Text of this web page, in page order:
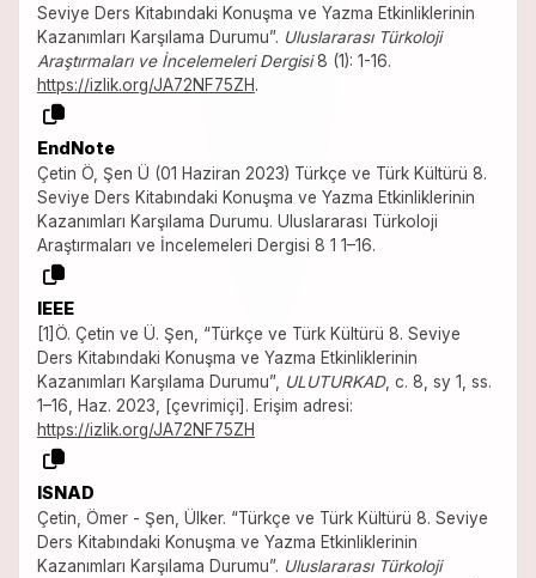
Seviye Ders Kitabındaki Konuşma ve Yazma Etkinliklerinin
Kazanımları Karşılama Durumu”. Uluslararası Türkoloji
Araştırmaları ve İncelemeleri Dergisi8 (1): 1-16.
https://izlik.org/JA72NF75ZH.
EndNote
Çetin Ö, Şen Ü (01 Haziran 2023) Türkçe ve Türk Kültürü 8.
Seviye Ders Kitabındaki Konuşma ve Yazma Etkinliklerinin
Kazanımları Karşılama Durumu. Uluslararası Türkoloji
Araştırmaları ve İncelemeleri Dergisi 8 1 1–16.
IEEE
[1]Ö. Çetin ve Ü. Şen, “Türkçe ve Türk Kültürü 8. Seviye
Ders Kitabındaki Konuşma ve Yazma Etkinliklerinin
Kazanımları Karşılama Durumu”, ULUTURKAD, c. 8, sy 1, ss.
1–16, Haz. 2023, [çevrimiçi]. Erişim adresi:
https://izlik.org/JA72NF75ZH
ISNAD
Çetin, Ömer - Şen, Ülker. “Türkçe ve Türk Kültürü 8. Seviye
Ders Kitabındaki Konuşma ve Yazma Etkinliklerinin
Kazanımları Karşılama Durumu”. Uluslararası Türkoloji